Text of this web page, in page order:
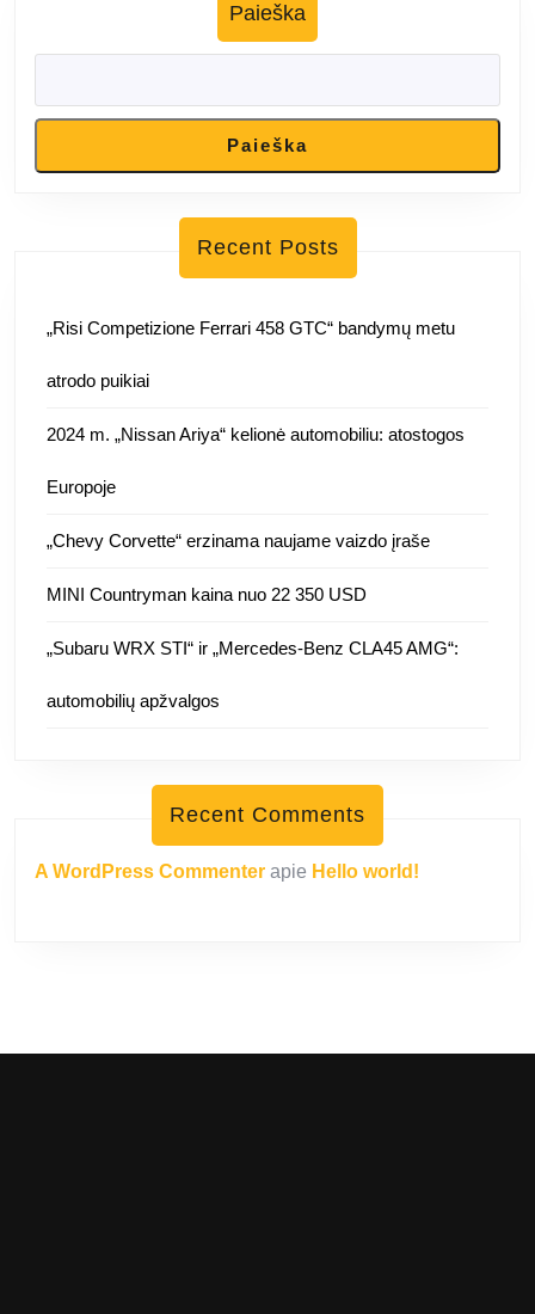
Paieška
Paieška
Recent Posts
„Risi Competizione Ferrari 458 GTC“ bandymų metu
atrodo puikiai
2024 m. „Nissan Ariya“ kelionė automobiliu: atostogos
Europoje
„Chevy Corvette“ erzinama naujame vaizdo įraše
MINI Countryman kaina nuo 22 350 USD
„Subaru WRX STI“ ir „Mercedes-Benz CLA45 AMG“:
automobilių apžvalgos
Recent Comments
A WordPress Commenter apie Hello world!